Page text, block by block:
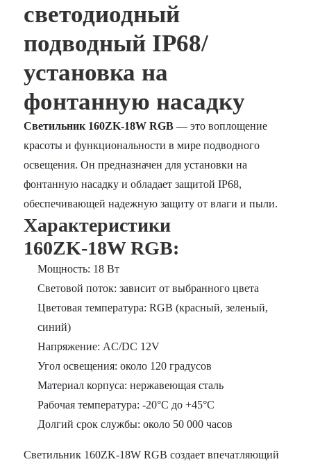
светодиодный
подводный IP68/
установка на
фонтанную насадку
Светильник 160ZK-18W RGB — это воплощение
красоты и функциональности в мире подводного
освещения. Он предназначен для установки на
фонтанную насадку и обладает защитой IP68,
обеспечивающей надежную защиту от влаги и пыли.
Характеристики
160ZK-18W RGB:
Мощность: 18 Вт
Световой поток: зависит от выбранного цвета
Цветовая температура: RGB (красный, зеленый,
синий)
Напряжение: AC/DC 12V
Угол освещения: около 120 градусов
Материал корпуса: нержавеющая сталь
Рабочая температура: -20°C до +45°C
Долгий срок службы: около 50 000 часов
Светильник 160ZK-18W RGB создает впечатляющий